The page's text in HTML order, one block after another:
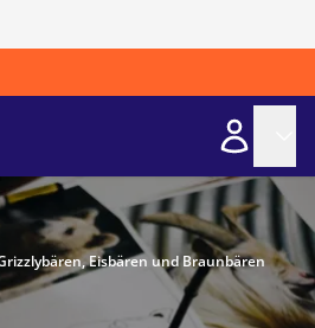
Eisbären und Braunbären